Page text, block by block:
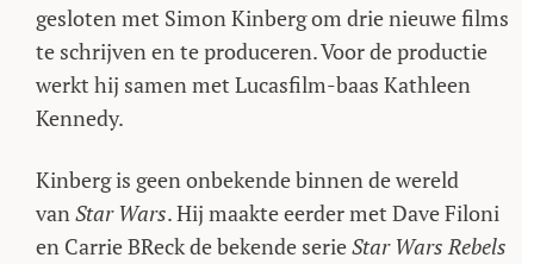
gesloten met Simon Kinberg om drie nieuwe films
te schrijven en te produceren. Voor de productie
werkt hij samen met Lucasfilm-baas Kathleen
Kennedy.
Kinberg is geen onbekende binnen de wereld
vanStar Wars. Hij maakte eerder met Dave Filoni
en Carrie BReck de bekende serieStar Wars Rebels